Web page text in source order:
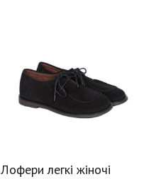
Лофери легкі жіночі